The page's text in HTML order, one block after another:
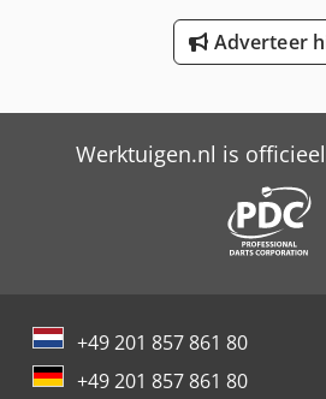
International 654
International 824
International 833
International 834
Trailer And Tools
Adverteer
Werktuigen.nl is
+49 201 857 861 80
+49 201 857 861 80